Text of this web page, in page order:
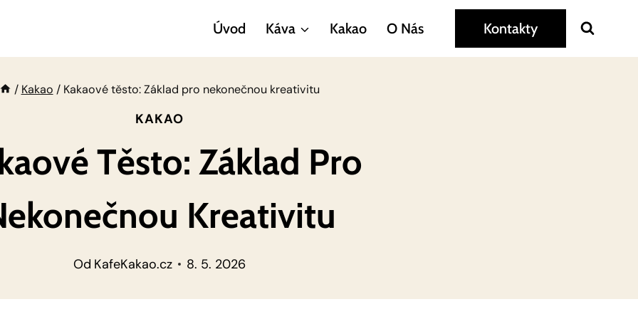
Úvod Káva Kakao O Nás Kontakty
/ Kakao / Kakaové těsto: Základ pro nekonečnou kreativitu
KAKAO
Těsto: Základ Pro
Kreativitu
Od KafeKakao.cz 8. 5. 2026